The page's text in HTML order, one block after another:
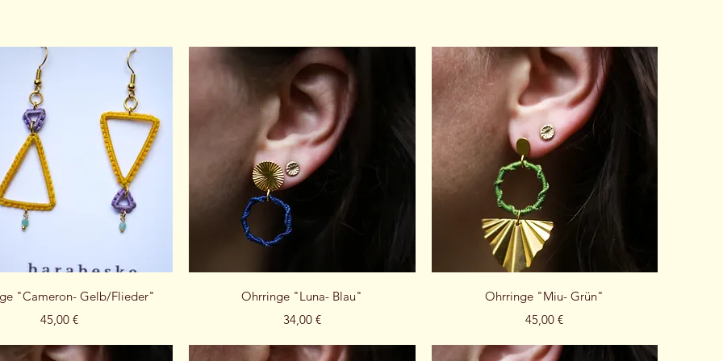
Schnellansicht
"Cameron- Gelb/Flieder"
Preis
45,00 €
Schnellansicht
Ohrringe "Luna- Blau"
Preis
34,00 €
Schnellansicht
Ohrringe "Miu- Grün"
Preis
45,00 €